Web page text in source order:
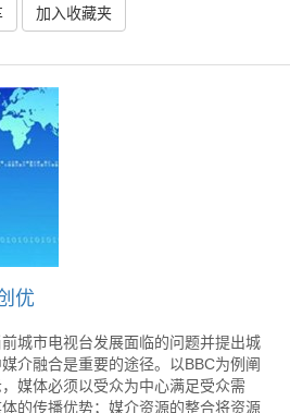
加入收藏夹
优
城市电视台发展面临的问题并提出城
介融合是重要的途径。以BBC为例阐
媒体必须以受众为中心满足受众需
的传播优势；媒介资源的整合将资源